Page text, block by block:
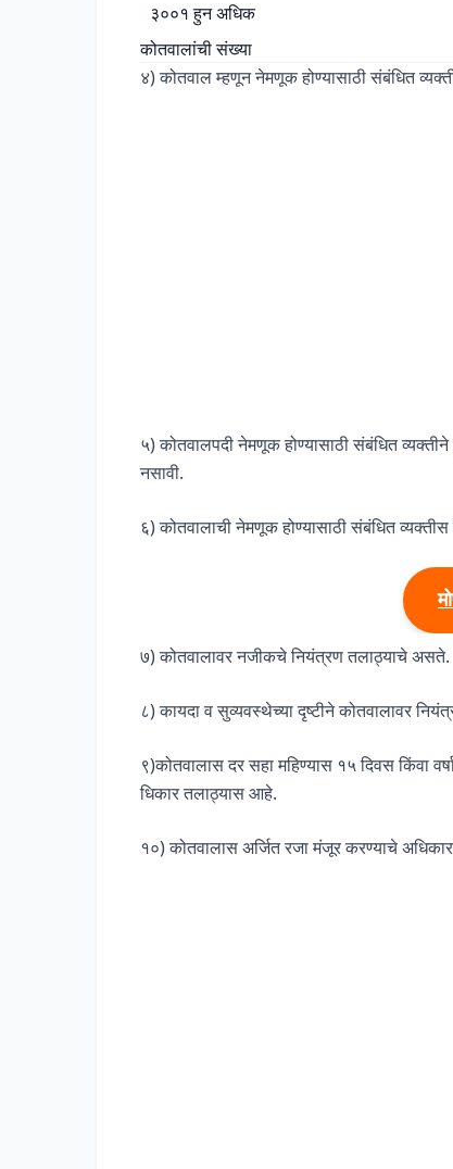
३००१ हुन अधिक
कोतवालांची संख्या
४) कोतवाल म्हणून नेमणूक होण्यासाठी संबंधित
५) कोतवालपदी नेमणूक होण्यासाठी संबंधित
नसावी.
६) कोतवालाची नेमणूक होण्यासाठी संबंधित
७) कोतवालावर नजीकचे नियंत्रण तलाठ्याचे असते.
८) कायदा व सुव्यवस्थेच्या दृष्टीने कोतवालावर
९)कोतवालास दर सहा महिण्यास १५ दिवस किंवा
धिकार तलाठ्यास आहे.
१०) कोतवालास अर्जित रजा मंजूर करण्याचे